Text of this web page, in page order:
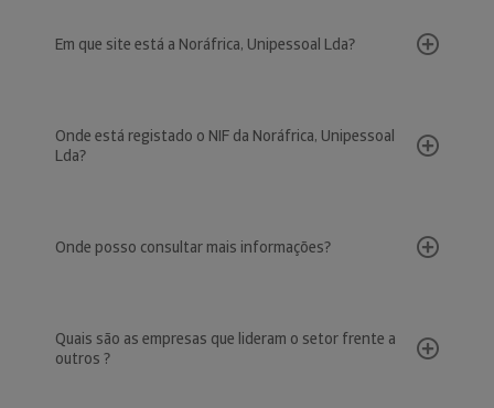
Em que site está a Noráfrica, Unipessoal Lda?
Onde está registado o NIF da Noráfrica, Unipessoal
Lda?
Onde posso consultar mais informações?
Quais são as empresas que lideram o setor frente a
outros ?